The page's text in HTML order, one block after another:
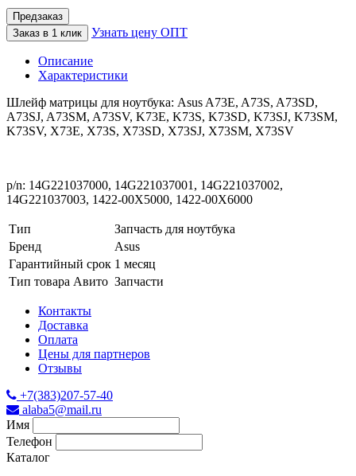
Предзаказ
Заказ в 1 клик
Узнать цену ОПТ
Описание
Характеристики
Шлейф матрицы для ноутбука: Asus A73E, A73S, A73SD,
A73SJ, A73SM, A73SV, K73E, K73S, K73SD, K73SJ, K73SM,
K73SV, X73E, X73S, X73SD, X73SJ, X73SM, X73SV
p/n: 14G221037000, 14G221037001, 14G221037002,
14G221037003, 1422-00X5000, 1422-00X6000
Тип
Запчасть для ноутбука
Бренд
Asus
Гарантийный срок 1 месяц
Тип товара Авито Запчасти
Контакты
Доставка
Оплата
Цены для партнеров
Отзывы
+7(383)207-57-40
alaba5@mail.ru
Имя
Телефон
Каталог